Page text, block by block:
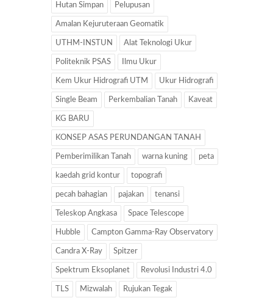
Hutan Simpan Pelupusan
Amalan Kejuruteraan Geomatik
UTHM-INSTUN Alat Teknologi Ukur
Politeknik PSAS Ilmu Ukur
Kem Ukur Hidrografi UTM Ukur Hidrografi
Single Beam Perkembalian Tanah Kaveat
KG BARU
KONSEP ASAS PERUNDANGAN TANAH
Pemberimilikan Tanah warna kuning peta
kaedah grid kontur topografi
pecah bahagian pajakan tenansi
Teleskop Angkasa Space Telescope
Hubble Campton Gamma-Ray Observatory
Candra X-Ray Spitzer
Spektrum Eksoplanet Revolusi Industri 4.0
TLS Mizwalah Rujukan Tegak